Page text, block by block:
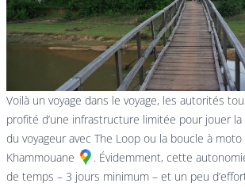
Voilà un voyage dans le voyage, les autorités
profité d’une infrastructure limitée pour jouer la
du voyageur avec The Loop ou la boucle à moto
Khammouane
. Évidemment, cette
de temps – 3 jours minimum – et un peu